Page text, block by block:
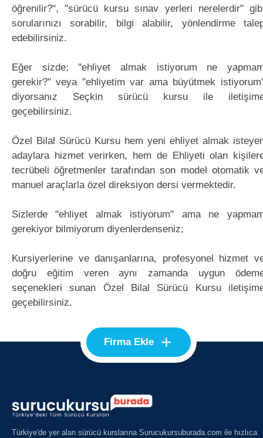
öğrenilir?", "sürücü kursu sınav yerleri nerelerdir"
sorularınızı sorabilir, bilgi alabilir, yönlendirme
edebilirsiniz.
Eğer sizde; "ehliyet almak istiyorum ne
gerekir?" veya "ehliyetim var ama büyütmek
diyorsanız Seçkin sürücü kursu ile
geçebilirsiniz.
Özel Bilal Sürücü Kursu hem yeni ehliyet almak
adaylara hizmet verirken, hem de Ehliyeti olan
tecrübeli öğretmenler tarafından son model otomatik
manuel araçlarla özel direksiyon dersi vermektedir.
Sizlerde "ehliyet almak istiyorum" ama ne
gerekiyor bilmiyorum diyenlerdenseniz;
Kursiyerlerine ve danışanlarına, profesyonel hizmet
doğru eğitim veren aynı zamanda uygun
seçenekleri sunan Özel Bilal Sürücü Kursu
geçebilirsiniz.
Firma Ekle +
Türkiye'de yer alan sürücü kurslarına Surucukursuburada.com ile hızlıca